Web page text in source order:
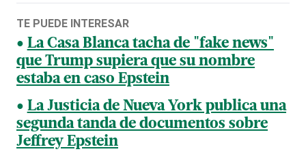
TE PUEDE INTERESAR
La Casa Blanca tacha de "fake news"
que Trump supiera que su nombre
estaba en caso Epstein
La Justicia de Nueva York publica una
segunda tanda de documentos sobre
Jeffrey Epstein